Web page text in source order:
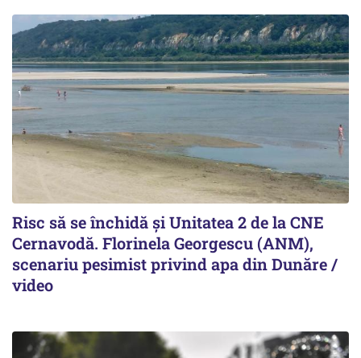
Risc să se închidă și Unitatea 2 de la CNE
Cernavodă. Florinela Georgescu (ANM),
scenariu pesimist privind apa din Dunăre /
video